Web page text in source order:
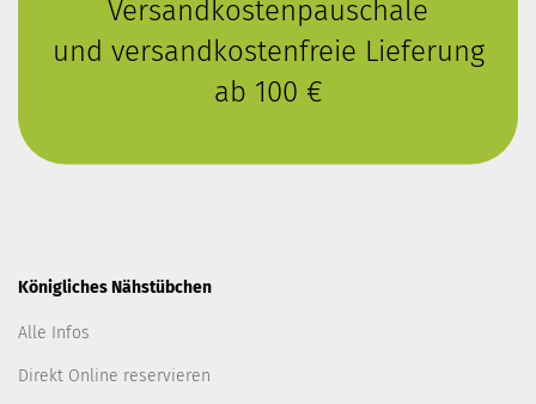
Versandkostenpauschale
und versandkostenfreie Lieferung
ab 100 €
Königliches Nähstübchen
Alle Infos
Direkt Online reservieren